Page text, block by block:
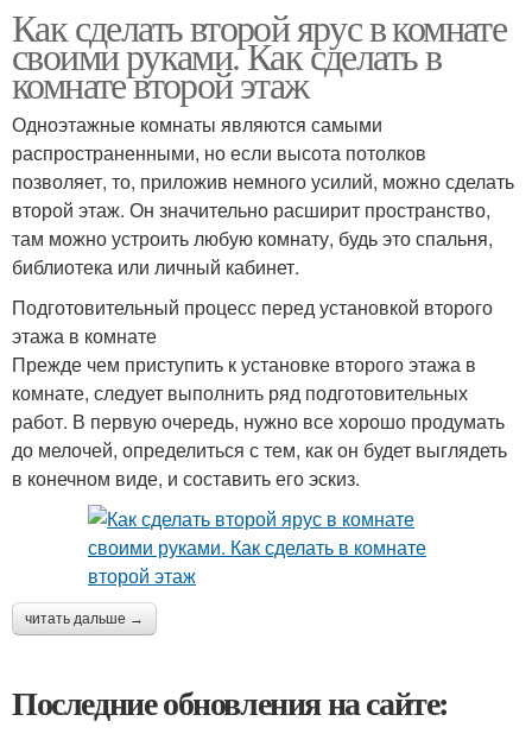
Как сделать второй ярус в комнате
своими руками. Как сделать в
комнате второй этаж
Одноэтажные комнаты являются самыми
распространенными, но если высота потолков
позволяет, то, приложив немного усилий, можно сделать
второй этаж. Он значительно расширит пространство,
там можно устроить любую комнату, будь это спальня,
библиотека или личный кабинет.
Подготовительный процесс перед установкой второго
этажа в комнате
Прежде чем приступить к установке второго этажа в
комнате, следует выполнить ряд подготовительных
работ. В первую очередь, нужно все хорошо продумать
до мелочей, определиться с тем, как он будет выглядеть
в конечном виде, и составить его эскиз.
читать дальше →
Последние обновления на сайте: